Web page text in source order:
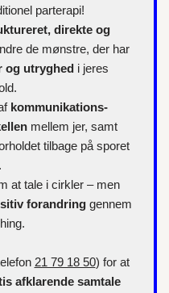
parterapi!
direkte og
de mønstre, der har
og utryghed i jeres
kommunikations-
mellem jer, samt
tilbage på sporet
at tale i cirkler – men
forandring gennem
21 79 18 50) for at
afklarende samtale